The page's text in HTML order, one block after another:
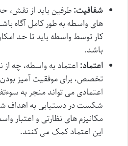
شفافیت:طرفین باید از نقش،
های واسطه به طور کامل آگاه
کار توسط واسطه باید تا حد
باشد.
اعتماد: اعتماد به واسطه، چه
تخصص، برای موفقیت آمیز
اعتمادی می تواند منجر به
شکست در دستیابی به اهداف
مکانیزم های نظارتی و اعتبار
این اعتماد کمک می کنند.